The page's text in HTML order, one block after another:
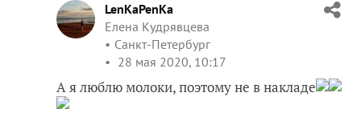
LenKaPenKa
Елена Кудрявцева
Санкт-Петербург
28 мая 2020, 10:17
А я люблю молоки, поэтому не в накладе